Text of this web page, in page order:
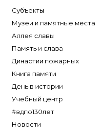
Субъекты
Музеи и памятные места
Аллея славы
Память и слава
Династии пожарных
Книга памяти
День в истории
Учебный центр
#вдпо130лет
Новости